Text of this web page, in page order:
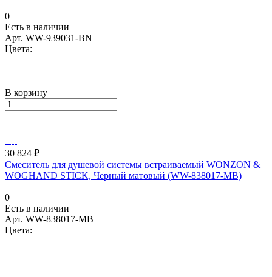
0
Есть в наличии
Арт. WW-939031-BN
Цвета:
В корзину
30 824 ₽
Смеситель для душевой системы встраиваемый WONZON &
WOGHAND STICK, Черный матовый (WW-838017-MB)
0
Есть в наличии
Арт. WW-838017-MB
Цвета: